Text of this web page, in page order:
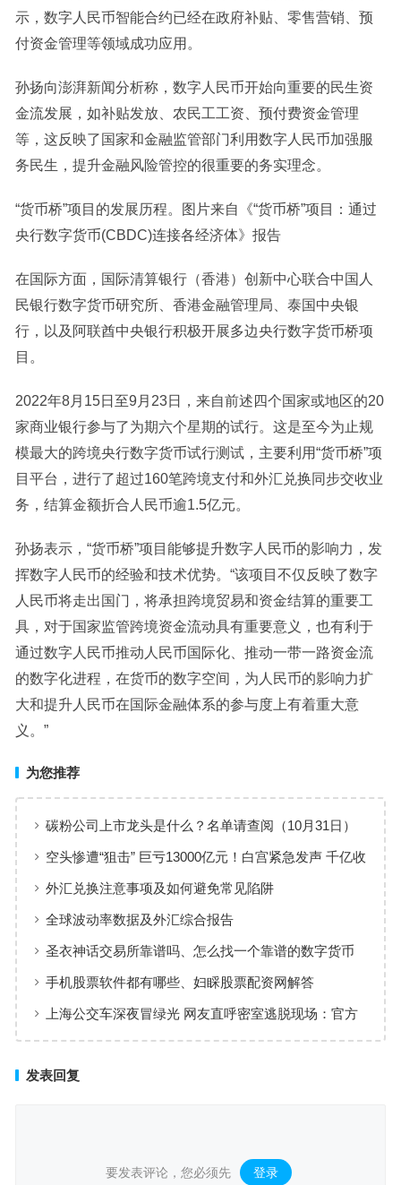
示，数字人民币智能合约已经在政府补贴、零售营销、预
付资金管理等领域成功应用。
孙扬向澎湃新闻分析称，数字人民币开始向重要的民生资
金流发展，如补贴发放、农民工工资、预付费资金管理
等，这反映了国家和金融监管部门利用数字人民币加强服
务民生，提升金融风险管控的很重要的务实理念。
“货币桥”项目的发展历程。图片来自《“货币桥”项目：通过
央行数字货币(CBDC)连接各经济体》报告
在国际方面，国际清算银行（香港）创新中心联合中国人
民银行数字货币研究所、香港金融管理局、泰国中央银
行，以及阿联酋中央银行积极开展多边央行数字货币桥项
目。
2022年8月15日至9月23日，来自前述四个国家或地区的20
家商业银行参与了为期六个星期的试行。这是至今为止规
模最大的跨境央行数字货币试行测试，主要利用“货币桥”项
目平台，进行了超过160笔跨境支付和外汇兑换同步交收业
务，结算金额折合人民币逾1.5亿元。
孙扬表示，“货币桥”项目能够提升数字人民币的影响力，发
挥数字人民币的经验和技术优势。“该项目不仅反映了数字
人民币将走出国门，将承担跨境贸易和资金结算的重要工
具，对于国家监管跨境资金流动具有重要意义，也有利于
通过数字人民币推动人民币国际化、推动一带一路资金流
的数字化进程，在货币的数字空间，为人民币的影响力扩
大和提升人民币在国际金融体系的参与度上有着重大意
义。”
为您推荐
碳粉公司上市龙头是什么？名单请查阅（10月31日）
空头惨遭“狙击” 巨亏13000亿元！白宫紧急发声 千亿收
购案告急
外汇兑换注意事项及如何避免常见陷阱
全球波动率数据及外汇综合报告
圣衣神话交易所靠谱吗、怎么找一个靠谱的数字货币
交易所进行交易
手机股票软件都有哪些、妇睬股票配资网解答
上海公交车深夜冒绿光 网友直呼密室逃脱现场：官方
发表回复
要发表评论，您必须先 登录 。